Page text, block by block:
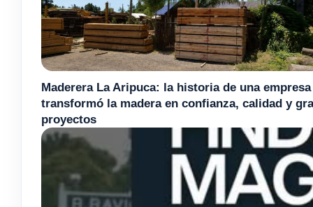
Maderera La Aripuca: la historia de una
transformó la madera en confianza, calidad y
proyectos